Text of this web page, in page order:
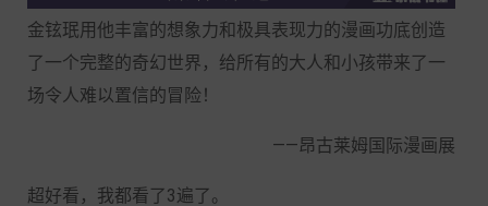
金铉珉用他丰富的想象力和极具表现力的漫画功底创造
了一个完整的奇幻世界，给所有的大人和小孩带来了一
场令人难以置信的冒险！
——昂古莱姆国际漫画展
超好看，我都看了3遍了。